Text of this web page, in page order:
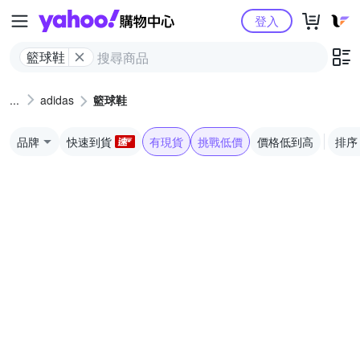
Yahoo購物中心
籃球鞋
登入
adidas 籃球鞋
品牌 快速到貨 有現貨 挑戰低價 價格低到高 排序